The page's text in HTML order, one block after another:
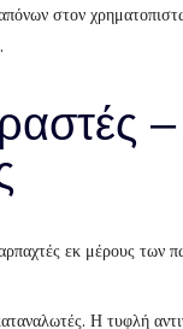
στον
εκ μέρους των
Η τυφλή